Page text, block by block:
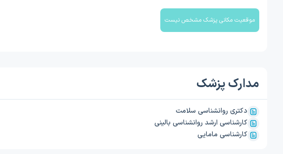
موقعیت مکانی پزشک مشخص نیست
مدارک پزشک
دکتری روانشناسی سلامت
کارشناسی ارشد روانشناسی بالینی
کارشناسی مامایی